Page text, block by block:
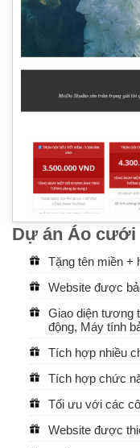
Dự án Áo cưới
Tặng tên miền +
Website được
Giao diện tương
động, Máy tính
Tích hợp nhiều
Tích hợp chức
Tối ưu với các
Website được